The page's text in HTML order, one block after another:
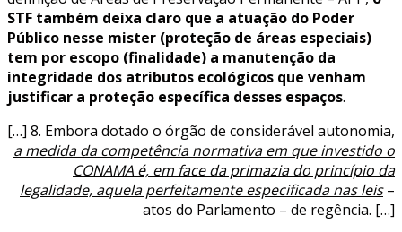
STF também deixa claro que a atuação do Poder
Público nesse mister (proteção de áreas especiais)
tem por escopo (finalidade) a manutenção da
integridade dos atributos ecológicos que venham
justificar a proteção específica desses espaços.
[…] 8. Embora dotado o órgão de considerável autonomia,
a medida da competência normativa em que investido o
CONAMA é, em face da primazia do princípio da
legalidade, aquela perfeitamente especificada nas leis–
atos do Parlamento – de regência. […]